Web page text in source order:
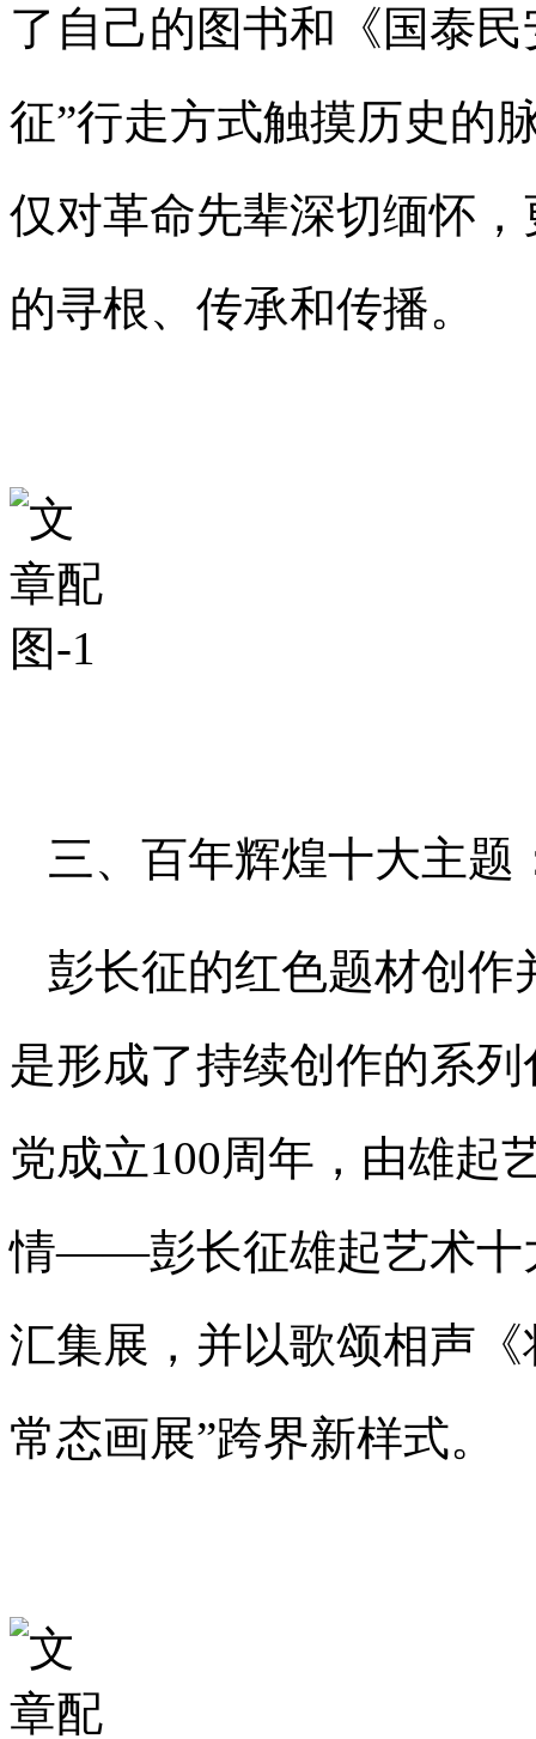
了自己的图书和《国泰
征”行走方式触摸历史的
仅对革命先辈深切缅怀
的寻根、传承和传播。
三、百年辉煌十大主
彭长征的红色题材创作
是形成了持续创作的系
党成立100周年，由雄起
情——彭长征雄起艺术十
汇集展，并以歌颂相声
常态画展”跨界新样式。